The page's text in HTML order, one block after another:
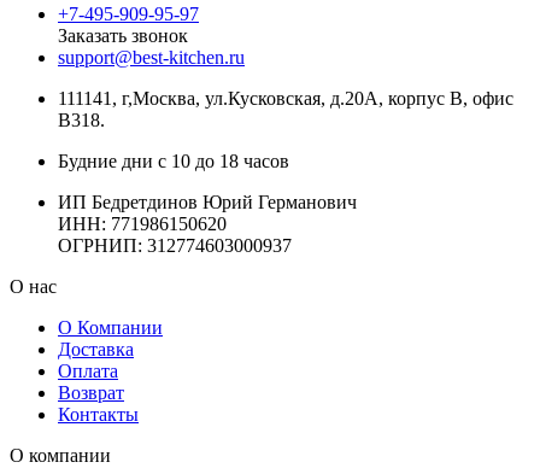
+7-495-909-95-97
Заказать звонок
support@best-kitchen.ru
111141, г,Москва, ул.Кусковская, д.20А, корпус В, офис
В318.
Будние дни с 10 до 18 часов
ИП Бедретдинов Юрий Германович
ИНН: 771986150620
ОГРНИП: 312774603000937
О нас
О Компании
Доставка
Оплата
Возврат
Контакты
О компании